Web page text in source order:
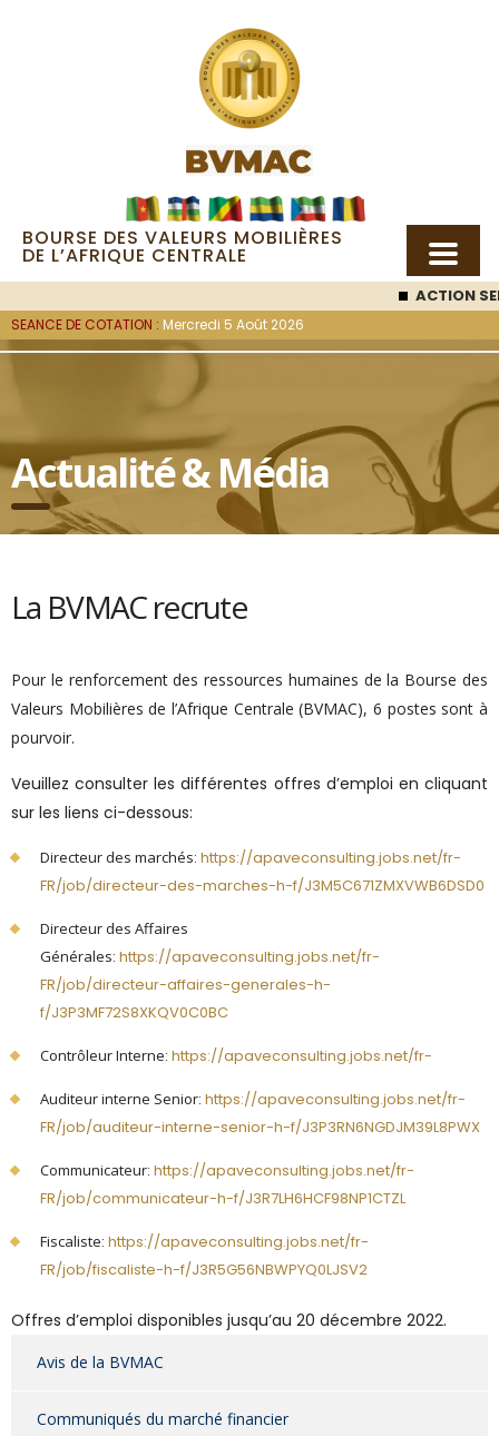
BOURSE DES VALEURS MOBILIÈRES
DE L’AFRIQUE CENTRALE
ACTION SEMC: 53
SEANCE DE COTATION : Mercredi 5 Août 2026
Actualité & Média
La BVMAC recrute
Pour le renforcement des ressources humaines de la Bourse des
Valeurs Mobilières de l’Afrique Centrale (BVMAC), 6 postes sont à
pourvoir.
Veuillez consulter les différentes offres d’emploi en cliquant
sur les liens ci-dessous:
Directeur des marchés: https://apaveconsulting.jobs.net/fr-
FR/job/directeur-des-marches-h-f/J3M5C671ZMXVWB6DSD0
Directeur des Affaires
Générales: https://apaveconsulting.jobs.net/fr-
FR/job/directeur-affaires-generales-h-
f/J3P3MF72S8XKQV0C0BC
Contrôleur Interne: https://apaveconsulting.jobs.net/fr-
Auditeur interne Senior: https://apaveconsulting.jobs.net/fr-
FR/job/auditeur-interne-senior-h-f/J3P3RN6NGDJM39L8PWX
Communicateur: https://apaveconsulting.jobs.net/fr-
FR/job/communicateur-h-f/J3R7LH6HCF98NP1CTZL
Fiscaliste: https://apaveconsulting.jobs.net/fr-
FR/job/fiscaliste-h-f/J3R5G56NBWPYQ0LJSV2
Offres d’emploi disponibles jusqu’au 20 décembre 2022.
Avis de la BVMAC
Communiqués du marché financier